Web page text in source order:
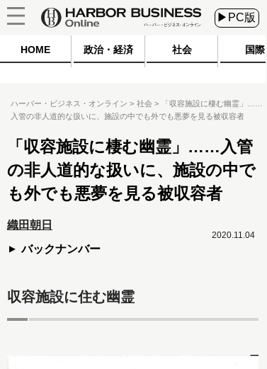
▶PC版
HOME 政治・経済 社会 国際
ハーバー・ビジネス・オンライン 社会
「収容施設に棲む幽霊」……
入管の非人道的な扱いに、施設の中でも外でも悪夢を見る被収容者
「収容施設に棲む幽霊」……入管
の非人道的な扱いに、施設の中で
も外でも悪夢を見る被収容者
織田朝日
バックナンバー
2020.11.04
収容施設に住む幽霊